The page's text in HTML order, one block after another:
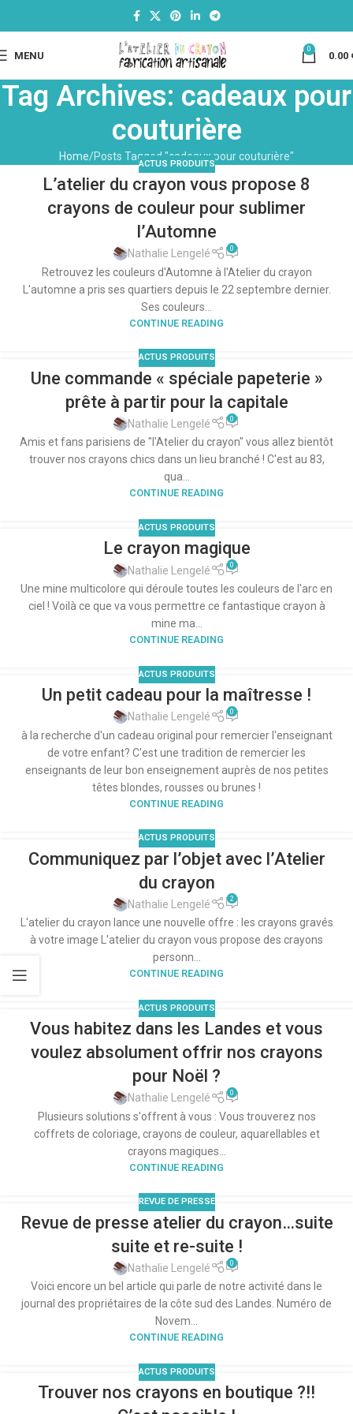
MENU
0
0.00
Tag Archives: cadeaux pour
couturière
Home Posts Tagged "cadeaux pour couturière"
ACTUS PRODUITS
L’atelier du crayon vous propose 8
crayons de couleur pour sublimer
l’Automne
Nathalie Lengelé 0
Retrouvez les couleurs d'Automne à l'Atelier du crayon
L'automne a pris ses quartiers depuis le 22 septembre dernier.
Ses couleurs...
CONTINUE READING
ACTUS PRODUITS
Une commande « spéciale papeterie »
prête à partir pour la capitale
Nathalie Lengelé 0
Amis et fans parisiens de "l'Atelier du crayon" vous allez bientôt
trouver nos crayons chics dans un lieu branché ! C'est au 83,
qua...
CONTINUE READING
ACTUS PRODUITS
Le crayon magique
Nathalie Lengelé 0
Une mine multicolore qui déroule toutes les couleurs de l'arc en
ciel ! Voilà ce que va vous permettre ce fantastique crayon à
mine ma...
CONTINUE READING
ACTUS PRODUITS
Un petit cadeau pour la maîtresse !
Nathalie Lengelé 0
à la recherche d'un cadeau original pour remercier l'enseignant
de votre enfant? C'est une tradition de remercier les
enseignants de leur bon enseignement auprès de nos petites
têtes blondes, rousses ou brunes !
CONTINUE READING
ACTUS PRODUITS
Communiquez par l’objet avec l’Atelier
du crayon
Nathalie Lengelé 2
L'atelier du crayon lance une nouvelle offre : les crayons gravés
à votre image L'atelier du crayon vous propose des crayons
personn...
CONTINUE READING
ACTUS PRODUITS
Vous habitez dans les Landes et vous
voulez absolument offrir nos crayons
pour Noël ?
Nathalie Lengelé 0
Plusieurs solutions s'offrent à vous : Vous trouverez nos
coffrets de coloriage, crayons de couleur, aquarellables et
crayons magiques...
CONTINUE READING
REVUE DE PRESSE
Revue de presse atelier du crayon…suite
suite et re-suite !
Nathalie Lengelé 0
Voici encore un bel article qui parle de notre activité dans le
journal des propriétaires de la côte sud des Landes. Numéro de
Novem...
CONTINUE READING
ACTUS PRODUITS
Trouver nos crayons en boutique ?!!